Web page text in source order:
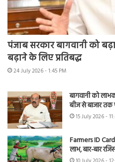
पंजाब सरकार बागवानी को
बढ़ाने के लिए प्रतिबद्ध
24 July 2026 - 1:45 PM
बागवानी को
बीज से बाजार तक
15 July 2026 -
Farmers ID
लाभ, बार-बार